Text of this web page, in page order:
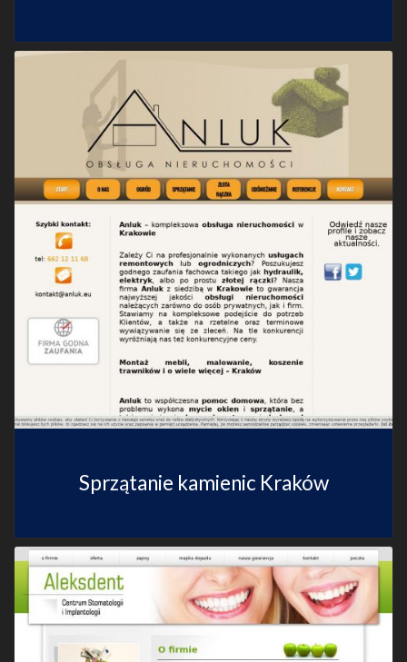
Sprzątanie kamienic Kraków